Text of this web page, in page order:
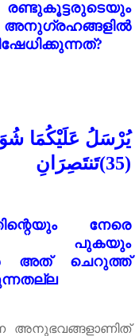
يُرْسَلُ عَلَيْكُمَا
تَنتَصِرَانِ(35)
നേരെ
പുകയും
അത് ചെറുത്ത്
അനുഭവങ്ങളാണിത്